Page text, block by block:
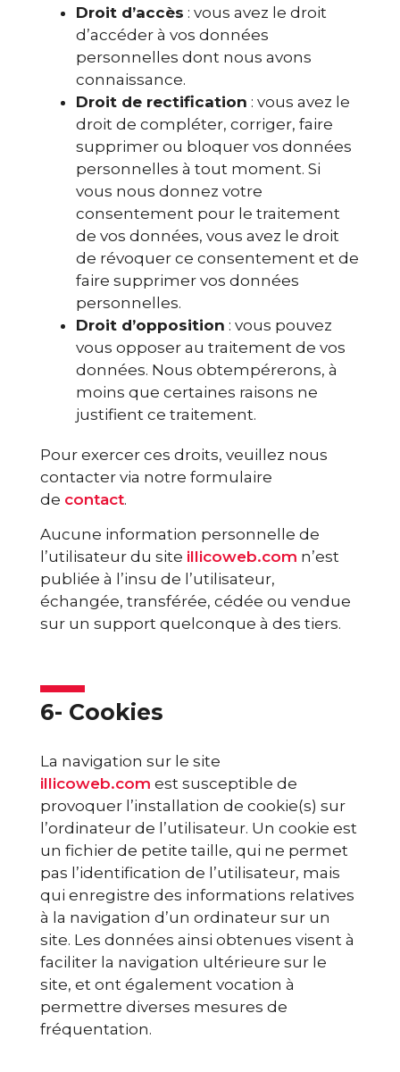
Droit d’accès : vous avez le droit
d’accéder à vos données
personnelles dont nous avons
connaissance.
Droit de rectification : vous avez le
droit de compléter, corriger, faire
supprimer ou bloquer vos données
personnelles à tout moment. Si
vous nous donnez votre
consentement pour le traitement
de vos données, vous avez le droit
de révoquer ce consentement et de
faire supprimer vos données
personnelles.
Droit d’opposition : vous pouvez
vous opposer au traitement de vos
données. Nous obtempérerons, à
moins que certaines raisons ne
justifient ce traitement.
Pour exercer ces droits, veuillez nous
contacter via notre formulaire
de contact.
Aucune information personnelle de
l’utilisateur du site illicoweb.com n’est
publiée à l’insu de l’utilisateur,
échangée, transférée, cédée ou vendue
sur un support quelconque à des tiers.
6- Cookies
La navigation sur le site
illicoweb.com est susceptible de
provoquer l’installation de cookie(s) sur
l’ordinateur de l’utilisateur. Un cookie est
un fichier de petite taille, qui ne permet
pas l’identification de l’utilisateur, mais
qui enregistre des informations relatives
à la navigation d’un ordinateur sur un
site. Les données ainsi obtenues visent à
faciliter la navigation ultérieure sur le
site, et ont également vocation à
permettre diverses mesures de
fréquentation.